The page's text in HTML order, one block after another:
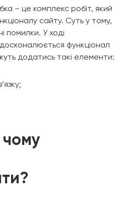
– це комплекс робіт, який
сайту. Суть у тому,
помилки. У ході
функціонал
додатись такі елементи:
чому